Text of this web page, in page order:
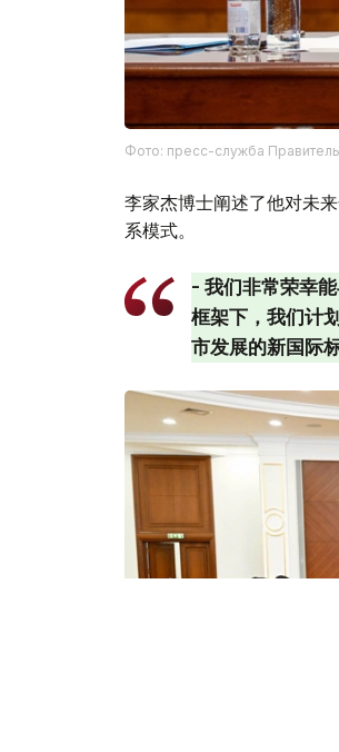
Фото: пресс-служба
李家杰博士阐述了他对未
系模式。
- 我们非常荣幸
框架下，我们计
市发展的新国际